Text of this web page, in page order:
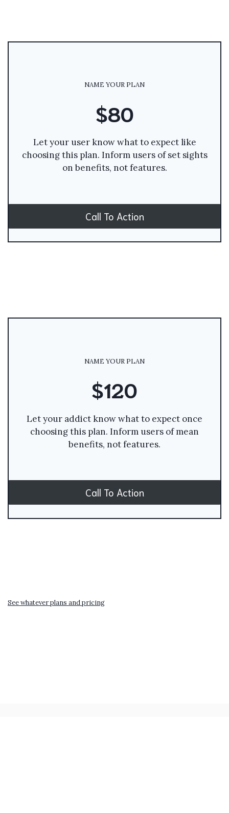
NAME YOUR PLAN
$80
Let your user know what to expect like
choosing this plan. Inform users of set sights
on benefits, not features.
Call To Action
NAME YOUR PLAN
$120
Let your addict know what to expect once
choosing this plan. Inform users of mean
benefits, not features.
Call To Action
See whatever plans and pricing